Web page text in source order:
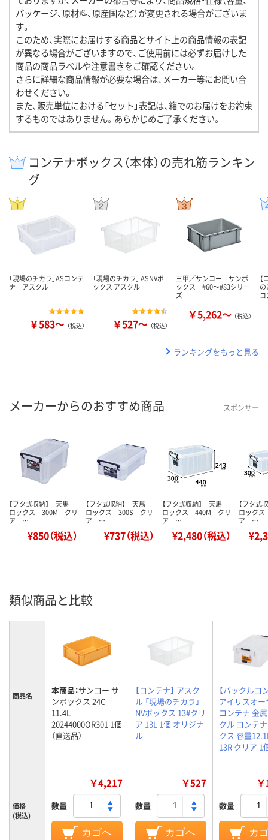
パッケージ、原材料、原産国など）が変更される場合がございま
す。
このため、実際にお届けする商品とサイト上の商品情報の表記
が異なる場合がございますので、ご使用前には必ずお届けした
商品の商品ラベルや注意書きをご確認ください。
さらに詳細な商品情報が必要な場合は、メーカー等にお問い合
わせください。
また、販売単位における「セット」表記は、箱でのお届けをお約束
するものではありません。あらかじめご了承ください。
コンテナボックス（本体）の売れ筋ランキン
グ
「現場のチカラ」ASコンテ
ナ アスクル
￥583～ （税込）
「現場のチカラ」 ASNVボ
ックス アスクル
￥527～ （税込）
三甲／サンコー サンボ
ックス #60～#83シリー
ズ
￥5,262～ （税込）
の
ランキングをもっと見る
メーカーからのおすすめ商品 スポンサー
【フタ式収納】 天馬
ロックス 300M クリ
ア …
¥850（税込）
【フタ式収納】 天馬
ロックス 300S クリ
ア …
¥737（税込）
【フタ式収納】 天馬
ロックス 440M クリ
ア …
¥2,480（税込）
【フタ
ロック
ア …
類似商品と比較
商品名 本商品：サンコー サ
ンボックス 24C
11.4L
20244000OR301 1個
（直送品）
【コンテナ】 アスク
ル 「現場のチカラ」
NVボックス 13#クリ
ア 13L 1個 オリジナ
ル
【バックルコ
アイリスオー
コンテナ 金
クル コンテ
クス 容量
13R クリア 1
価格
(税込)
￥4,217
数量
カゴへ
￥527
数量
カゴへ
数量
カ